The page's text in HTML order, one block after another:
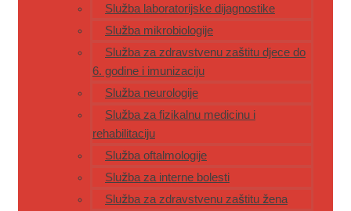
Služba laboratorijske dijagnostike
Služba mikrobiologije
Služba za zdravstvenu zaštitu djece do
6. godine i imunizaciju
Služba neurologije
Služba za fizikalnu medicinu i
rehabilitaciju
Služba oftalmologije
Služba za interne bolesti
Služba za zdravstvenu zaštitu žena